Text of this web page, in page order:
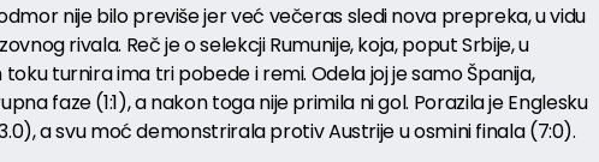
nije bilo previše jer već večeras sledi nova prepreka, u vidu
rivala. Reč je o selekcji Rumunije, koja, poput Srbije, u
turnira ima tri pobede i remi. Odela joj je samo Španija,
faze (1:1), a nakon toga nije primila ni gol. Porazila je Englesku
a svu moć demonstrirala protiv Austrije u osmini finala (7:0).